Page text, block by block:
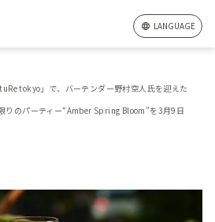
LANGUAGE
tokyo」で、バーテンダー野村空⼈⽒を迎えた
りのパーティー“Amber Spring Bloom”を3月9日